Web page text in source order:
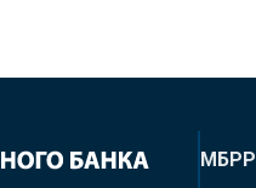
МБРР